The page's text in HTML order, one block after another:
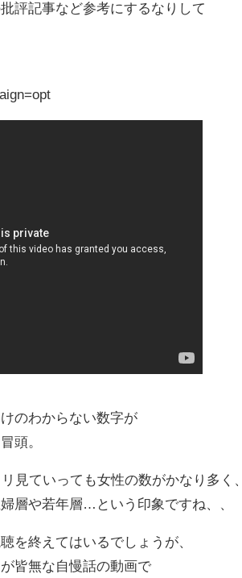
評記事など参考にするなりして
のわからない数字が
頭。
見ていっても女性の数がかなり多く、
層や若年層…という印象ですね、、
を終えてはいるでしょうが、
皆無な自慢話の動画で